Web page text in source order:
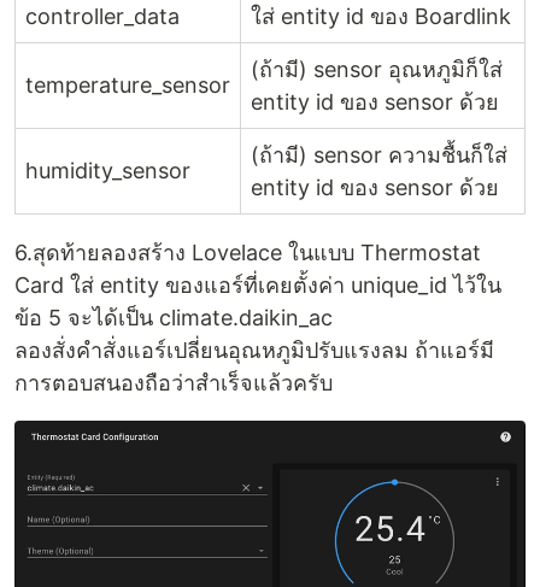
controller_data ใส่ entity id ของ Boardlink
temperature_sensor
(ถ้ามี) sensor อุณหภูมิก็ใส่
entity id ของ sensor ด้วย
humidity_sensor
(ถ้ามี) sensor ความชื้นก็ใส่
entity id ของ sensor ด้วย
6.สุดท้ายลองสร้าง Lovelace ในแบบ Thermostat
Card ใส่ entity ของแอร์ที่เคยตั้งค่า unique_id ไว้ใน
ข้อ 5 จะได้เป็น climate.daikin_ac
ลองสั่งคำสั่งแอร์เปลี่ยนอุณหภูมิปรับแรงลม ถ้าแอร์มี
การตอบสนองถือว่าสำเร็จแล้วครับ